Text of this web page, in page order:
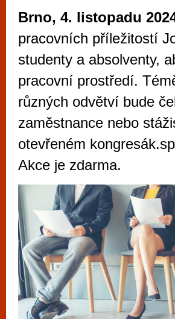
Brno, 4. listopadu
pracovních příležitostí
studenty a absolventy,
pracovní prostředí.
různých odvětví bude
zaměstnance nebo
otevřeném
Akce je zdarma.
Mimo jiné je ale také
vyzkoušet různé
metropoli naleznete
po moderní automaty
příležitostné hráče. V...